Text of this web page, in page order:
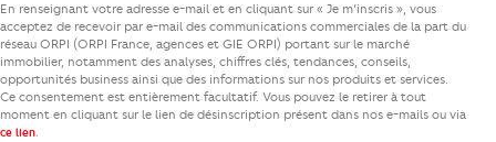
En renseignant votre adresse e-mail et en cliquant sur « Je m’inscris », vous
acceptez de recevoir par e-mail des communications commerciales de la part du
réseau ORPI (ORPI France, agences et GIE ORPI) portant sur le marché
immobilier, notamment des analyses, chiffres clés, tendances, conseils,
opportunités business ainsi que des informations sur nos produits et services.
Ce consentement est entièrement facultatif. Vous pouvez le retirer à tout
moment en cliquant sur le lien de désinscription présent dans nos e-mails ou via
ce lien.